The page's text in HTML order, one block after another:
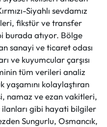
Siyahlı sevdamız
fikstür ve transfer
burada atıyor. Bölge
sanayi ve ticaret odası
ve kuyumcular çarşısı
tüm verileri analiz
yaşamını kolaylaştıran
namaz ve ezan vakitleri,
gibi hayati bilgiler
Sungurlu, Osmancık,